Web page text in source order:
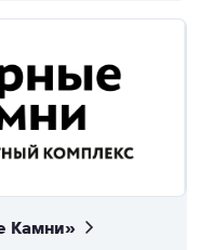
Камни»